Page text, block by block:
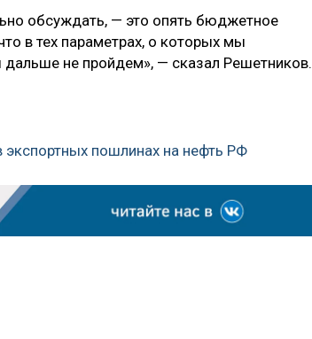
обсуждать, — это опять бюджетное
в тех параметрах, о которых мы
не пройдем», — сказал Решетников.
экспортных пошлинах на нефть РФ